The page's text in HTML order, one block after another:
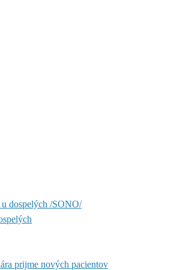
dospelých /SONO/
prijme nových pacientov